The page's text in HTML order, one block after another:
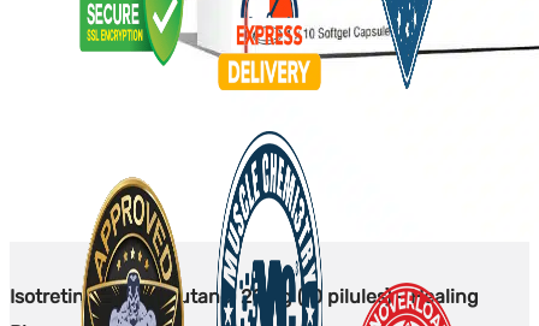
Isotretinoin (Roaccutane) 20mg (10 pilules) - Healing